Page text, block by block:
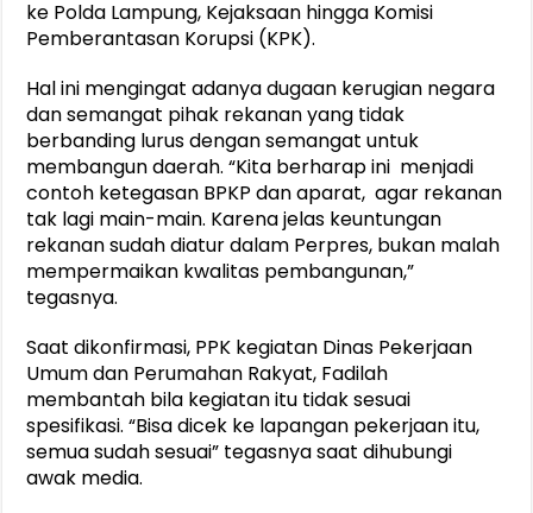
ke Polda Lampung, Kejaksaan hingga Komisi
Pemberantasan Korupsi (KPK).
Hal ini mengingat adanya dugaan kerugian negara
dan semangat pihak rekanan yang tidak
berbanding lurus dengan semangat untuk
membangun daerah. “Kita berharap ini menjadi
contoh ketegasan BPKP dan aparat, agar rekanan
tak lagi main-main. Karena jelas keuntungan
rekanan sudah diatur dalam Perpres, bukan malah
mempermaikan kwalitas pembangunan,”
tegasnya.
Saat dikonfirmasi, PPK kegiatan Dinas Pekerjaan
Umum dan Perumahan Rakyat, Fadilah
membantah bila kegiatan itu tidak sesuai
spesifikasi. “Bisa dicek ke lapangan pekerjaan itu,
semua sudah sesuai” tegasnya saat dihubungi
awak media.